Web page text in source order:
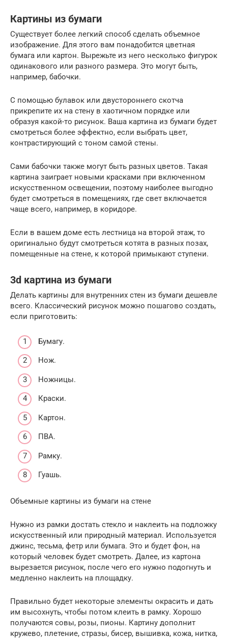
Картины из бумаги
Существует более легкий способ сделать объемное
изображение. Для этого вам понадобится цветная
бумага или картон. Вырежьте из него несколько фигурок
одинакового или разного размера. Это могут быть,
например, бабочки.
С помощью булавок или двустороннего скотча
прикрепите их на стену в хаотичном порядке или
образуя какой-то рисунок. Ваша картина из бумаги будет
смотреться более эффектно, если выбрать цвет,
контрастирующий с тоном самой стены.
Сами бабочки также могут быть разных цветов. Такая
картина заиграет новыми красками при включенном
искусственном освещении, поэтому наиболее выгодно
будет смотреться в помещениях, где свет включается
чаще всего, например, в коридоре.
Если в вашем доме есть лестница на второй этаж, то
оригинально будут смотреться котята в разных позах,
помещенные на стене, к которой примыкают ступени.
3d картина из бумаги
Делать картины для внутренних стен из бумаги дешевле
всего. Классический рисунок можно пошагово создать,
если приготовить:
Бумагу.
Нож.
Ножницы.
Краски.
Картон.
ПВА.
Рамку.
Гуашь.
Объемные картины из бумаги на стене
Нужно из рамки достать стекло и наклеить на подложку
искусственный или природный материал. Используется
джинс, тесьма, фетр или бумага. Это и будет фон, на
который человек будет смотреть. Далее, из картона
вырезается рисунок, после чего его нужно подогнуть и
медленно наклеить на площадку.
Правильно будет некоторые элементы окрасить и дать
им высохнуть, чтобы потом клеить в рамку. Хорошо
получаются совы, розы, пионы. Картину дополнит
кружево, плетение, стразы, бисер, вышивка, кожа, нитка,